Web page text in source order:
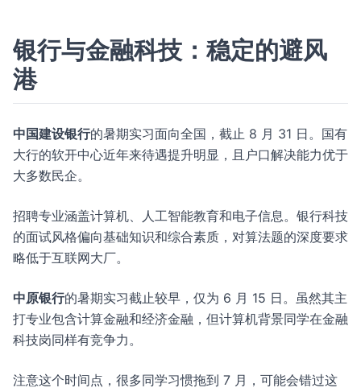
银行与金融科技：稳定的避风
港
中国建设银行的暑期实习面向全国，截止 8 月 31 日。国有
大行的软开中心近年来待遇提升明显，且户口解决能力优于
大多数民企。
招聘专业涵盖计算机、人工智能教育和电子信息。银行科技
的面试风格偏向基础知识和综合素质，对算法题的深度要求
略低于互联网大厂。
中原银行的暑期实习截止较早，仅为 6 月 15 日。虽然其主
打专业包含计算金融和经济金融，但计算机背景同学在金融
科技岗同样有竞争力。
注意这个时间点，很多同学习惯拖到 7 月，可能会错过这